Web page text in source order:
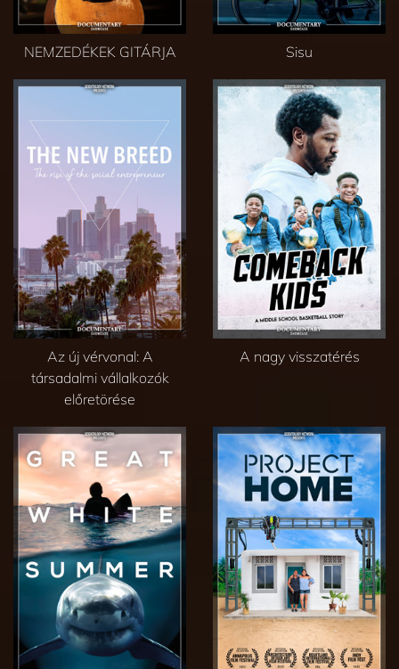
NEMZEDÉKEK GITÁRJA Sisu
Az új vérvonal: A
társadalmi vállalkozók
előretörése
A nagy visszatérés